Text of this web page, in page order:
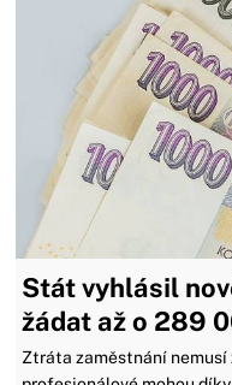
Stát vyhlásil
žádat až o 289
Ztráta zaměstnání